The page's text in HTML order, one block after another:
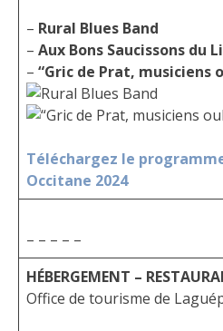
– Rural Blues Band
– Aux Bons Saucissons du
– “Gric de Prat, musiciens
Téléchargez le
Occitane 2024
– – – – –
HÉBERGEMENT –
Office de tourisme de